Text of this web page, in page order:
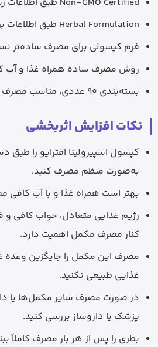
Herbal Formulation طبق اطلاعات برند
فرم کپسولی برای مصرف ساده‌تر
روش مصرف ساده همراه غذا و آب
بسته‌بندی 90 عددی، مناسب مصرف دوره‌ای طبق دستور
نکات افزایش اثربخشی
کپسول اسپیرولینا افترایو را
به‌صورت منظم مصرف کنید.
بهتر است همراه غذا و با آب
رژیم غذایی متعادل، خواب کافی و
کنار مصرف مکمل اهمیت دارد.
مصرف این مکمل را جایگزین وعده
غذایی طبیعی نکنید.
در صورت مصرف سایر مکمل‌ها یا
پزشک یا داروساز بررسی کنید.
بطری را پس از هر بار مصرف کاملاً